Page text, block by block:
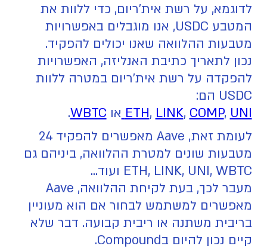
לדוגמא, על רשת אית'ריום, כדי ללוות את
המטבע USDC, אנו מוגבלים באפשרויות
מטבעות ההלוואה שאנו יכולים להפקיד.
נכון לתאריך כתיבת האנליזה, האפשרויות
להפקדה על רשת אית'ריום במטרה ללוות
USDC הם:
ETH, LINK, COMP, UNI או WBTC
.
לעומת זאת, Aave מאפשרים להפקיד 24
מטבעות שונים למטרת ההלוואה, ביניהם גם
ETH, LINK, UNI, WBTC ועוד...
מעבר לכך, בעת לקיחת ההלוואה, Aave
מאפשרים למשתמש לבחור אם הוא מעוניין
בריבית משתנה או ריבית קבועה. דבר שלא
קיים נכון להיום בCompound.